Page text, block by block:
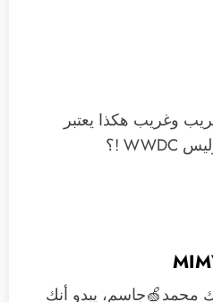
وغريب هكذا يعتبر
محمد🍏جاسم، يبدو أنك